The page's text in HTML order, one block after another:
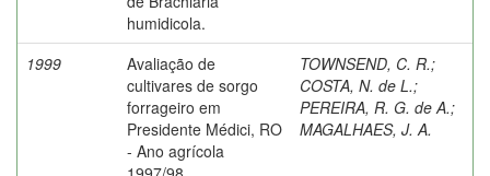
humidicola.
1999
Avaliação de
cultivares de sorgo
forrageiro em
Presidente Médici, RO
- Ano agrícola
TOWNSEND, C. R.;
COSTA, N. de L.;
PEREIRA, R. G. de A.;
MAGALHAES, J. A.